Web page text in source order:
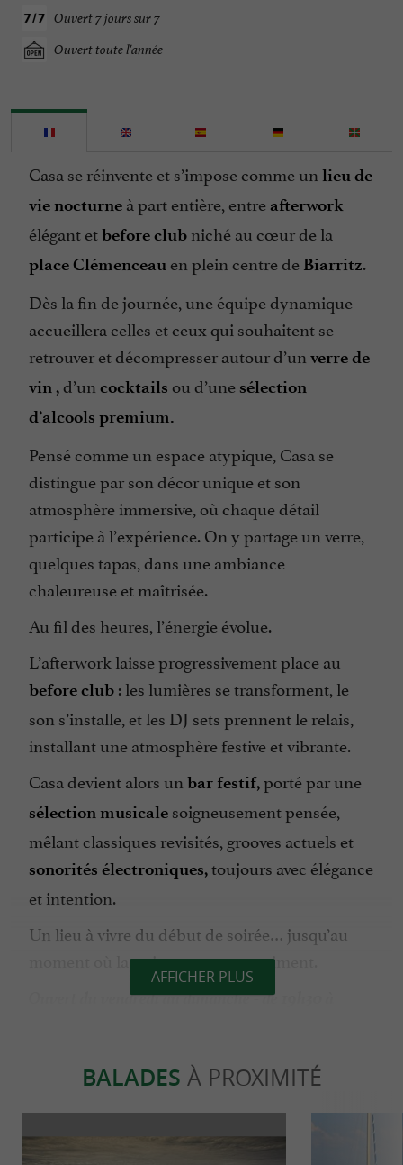
Ouvert 7 jours sur 7
Ouvert toute l'année
Casa se réinvente et s’impose comme un lieu de
vie nocturne à part entière, entre afterwork
élégant etbefore club niché au cœur de la
place Clémenceau en plein centre de Biarritz.
Dès la fin de journée, une équipe dynamique
accueillera celles et ceux qui souhaitent se
retrouver et décompresser autour d’un verre de
vin ,d’un cocktails ou d’une sélection
d’alcools premium.
Pensé comme un espace atypique, Casa se
distingue par son décor unique et son
atmosphère immersive, où chaque détail
participe à l’expérience. On y partage un verre,
quelques tapas, dans une ambiance
chaleureuse et maîtrisée.
Au fil des heures, l’énergie évolue.
L’afterwork laisse progressivement place au
before club : les lumières se transforment, le
son s’installe, et les DJ sets prennent le relais,
installant une atmosphère festive et vibrante.
Casa devient alors un bar festif,porté par une
sélection musicale soigneusement pensée,
mêlant classiques revisités, grooves actuels et
sonorités électroniques,toujours avec élégance
et intention.
Un lieu à vivre du début de soirée… jusqu’au
moment où la nuit commence vraiment.
Ouvert du vendredi au dimanche - de 19h30 à
AFFICHER PLUS
BALADES À PROXIMITÉ